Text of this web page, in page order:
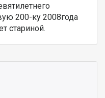
200-ку 2008года
стариной.